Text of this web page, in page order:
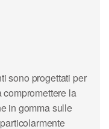
sono progettati per
la
in gomma sulle